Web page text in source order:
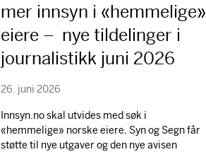
mer innsyn i «hemmelige»
eiere – nye tildelinger i
journalistikk juni 2026
26. juni 2026
Innsyn.no skal utvides med søk i
«hemmelige» norske eiere, Syn og Segn får
støtte til nye utgaver og den nye avisen